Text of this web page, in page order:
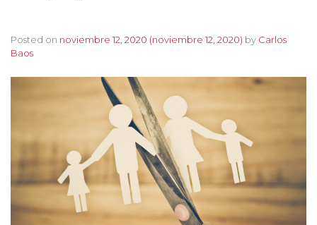
Posted on noviembre 12, 2020 (noviembre 12, 2020) by Carlos
Baos